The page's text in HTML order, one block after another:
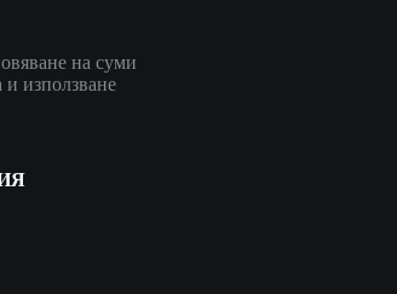
на суми
използване